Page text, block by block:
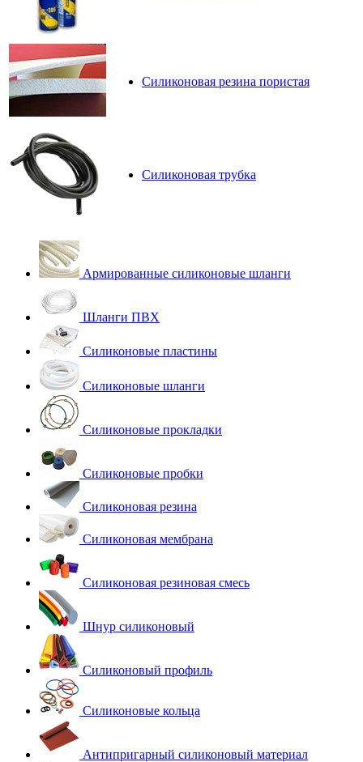
Силиконовая резина пористая
Силиконовая трубка
Армированные силиконовые шланги
Шланги ПВХ
Силиконовые пластины
Силиконовые шланги
Силиконовые прокладки
Силиконовые пробки
Силиконовая резина
Силиконовая мембрана
Силиконовая резиновая смесь
Шнур силиконовый
Силиконовый профиль
Силиконовые кольца
Антипригарный силиконовый материал